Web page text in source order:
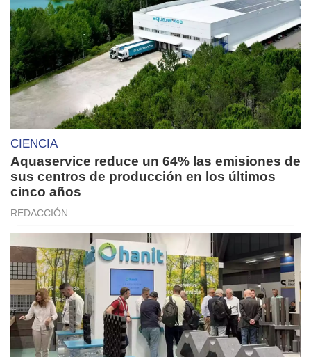
CIENCIA
Aquaservice reduce un 64% las emisiones de
sus centros de producción en los últimos
cinco años
REDACCIÓN